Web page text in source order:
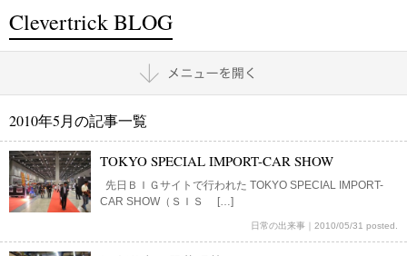
Clevertrick BLOG
2010年5月の記事一覧
TOKYO SPECIAL IMPORT-CAR SHOW
先日ＢＩＧサイトで行われた TOKYO SPECIAL IMPORT-
CAR SHOW（ＳＩＳ […]
日常の出来事 2010/05/31 posted.